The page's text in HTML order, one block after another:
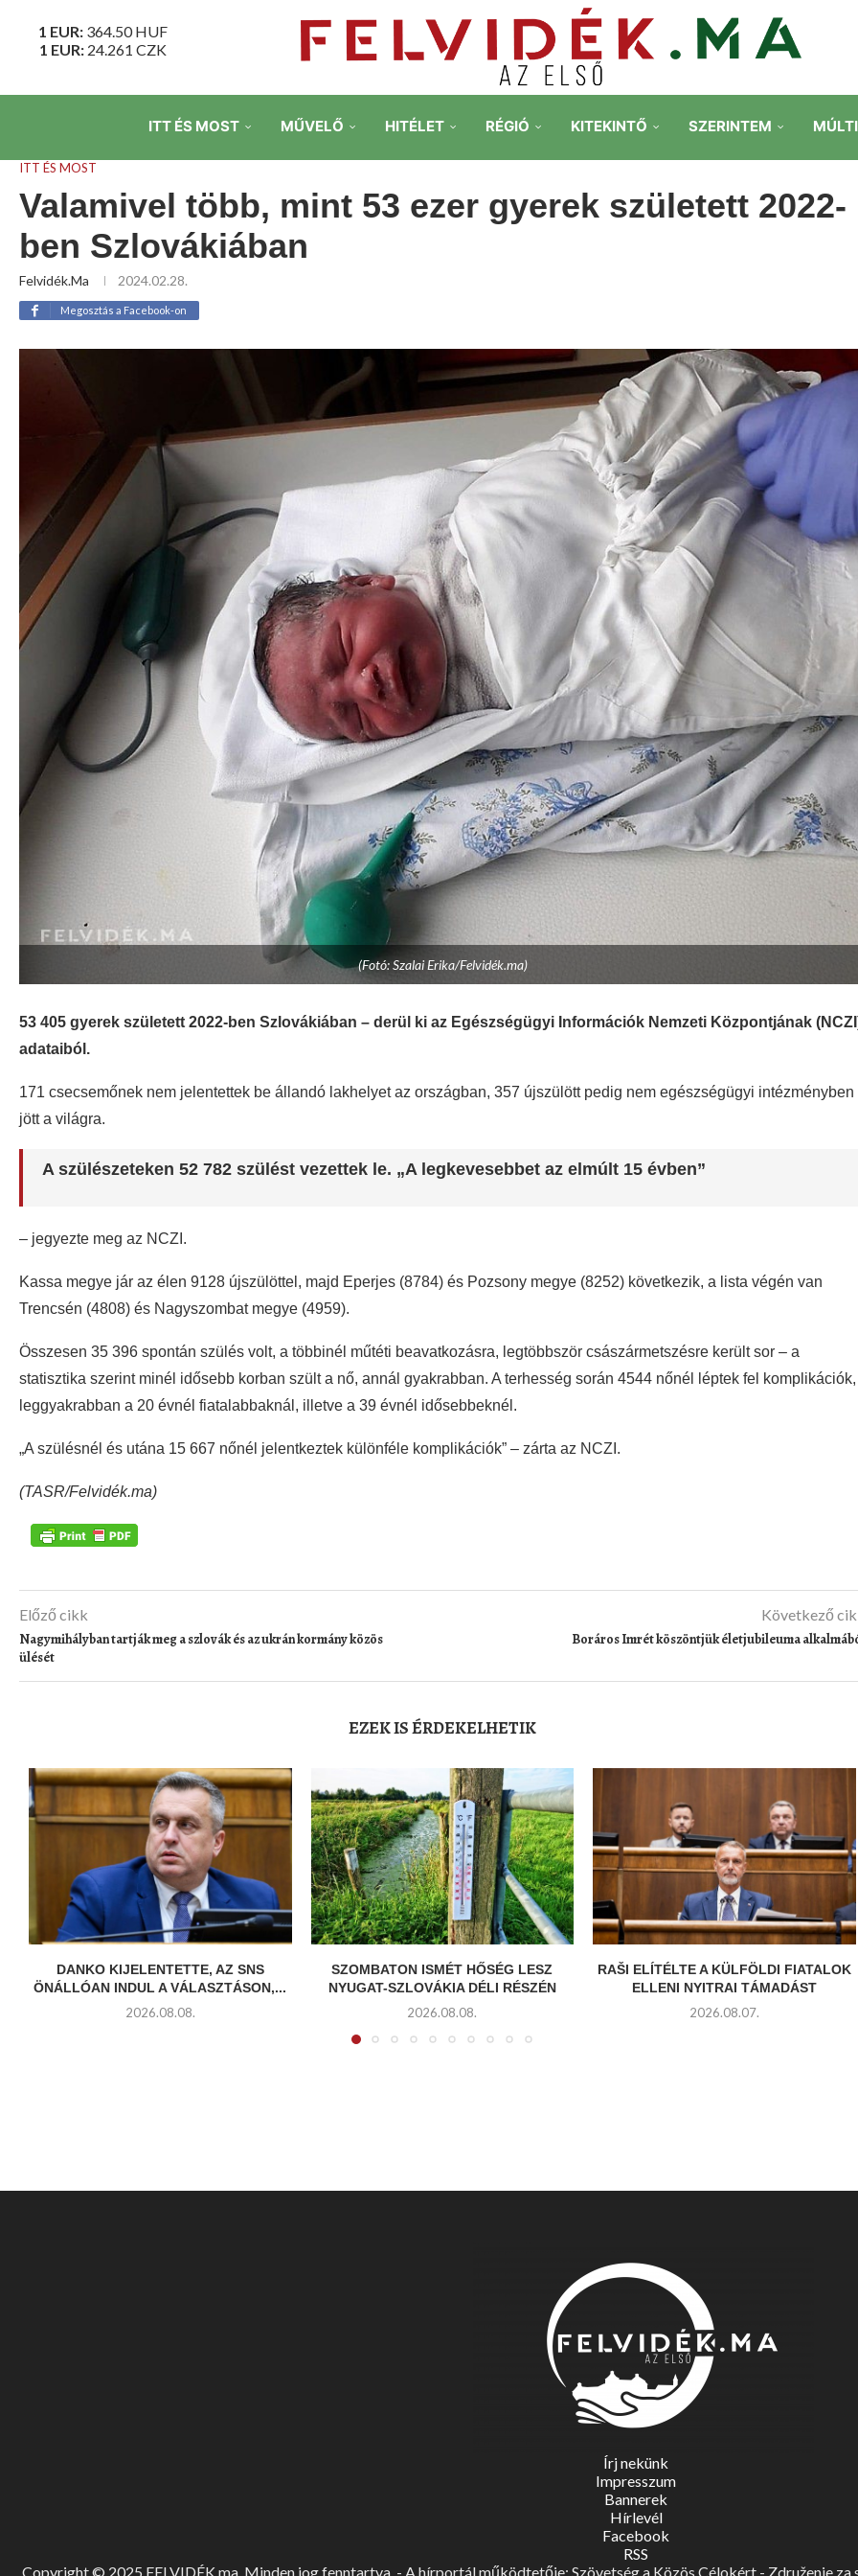
1 EUR: 364.50HUF
1 EUR: 24.261 CZK
ITT ÉS MOST MŰVELŐ HITÉLET RÉGIÓ KITEKINTŐ SZERINTEM
ITT ÉS MOST
Valamivel több, mint 53 ezer gyerek született 2022-
ben Szlovákiában
Felvidék.ma 2024.02.28.
Megosztás a Facebook-on
(Fotó: Szalai Erika/Felvidék.ma)
53 405 gyerek született 2022-ben Szlovákiában – derül ki az Egészségügyi Információk Nemzeti Központjának
adataiból.
171 csecsemőnek nem jelentettek be állandó lakhelyet az országban, 357 újszülött pedig nem egészségügyi intézményben
jött a világra.
A szülészeteken 52 782 szülést vezettek le. „A legkevesebbet az elmúlt 15 évben”
– jegyezte meg az NCZI.
Kassa megye jár az élen 9128 újszülöttel, majd Eperjes (8784) és Pozsony megye (8252) következik, a lista végén van
Trencsén (4808) és Nagyszombat megye (4959).
Összesen 35 396 spontán szülés volt, a többinél műtéti beavatkozásra, legtöbbször császármetszésre került sor – a
statisztika szerint minél idősebb korban szült a nő, annál gyakrabban. A terhesség során 4544 nőnél léptek fel komplikációk,
leggyakrabban a 20 évnél fiatalabbaknál, illetve a 39 évnél idősebbeknél.
„A szülésnél és utána 15 667 nőnél jelentkeztek különféle komplikációk” – zárta az NCZI.
(TASR/Felvidék.ma)
Előző cikk
Nagymihályban tartják meg a szlovák és az ukrán kormány közös
ülését
Következő
Boráros Imrét köszöntjük életjubileuma
EZEK IS ÉRDEKELHETIK
DANKO KIJELENTETTE, AZ SNS
ÖNÁLLÓAN INDUL A VÁLASZTÁSON,...
2026.08.08.
SZOMBATON ISMÉT HŐSÉG LESZ
NYUGAT-SZLOVÁKIA DÉLI RÉSZÉN
2026.08.08.
RAŠI ELÍTÉLTE A KÜLFÖLDI FIATALOK
ELLENI NYITRAI TÁMADÁST
2026.08.07.
Írj nekünk
Impresszum
Bannerek
Hírlevél
Facebook
RSS
Copyright © 2025 FELVIDÉK.ma. Minden jog fenntartva. - A hírportál működtetője: Szövetség a Közös Célokért - Združenie za